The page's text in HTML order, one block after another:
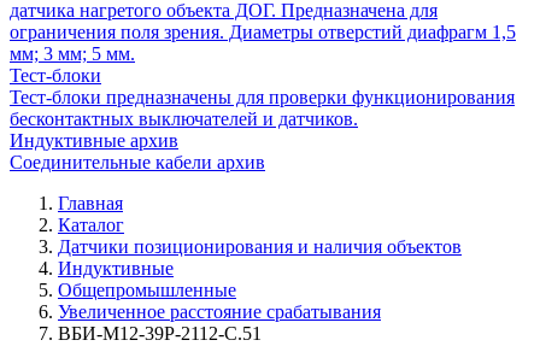
датчика нагретого объекта ДОГ. Предназначена для
ограничения поля зрения. Диаметры отверстий диафрагм 1,5
мм; 3 мм; 5 мм.
Тест-блоки
Тест-блоки предназначены для проверки функционирования
бесконтактных выключателей и датчиков.
Индуктивные архив
Соединительные кабели архив
Главная
Каталог
Датчики позиционирования и наличия объектов
Индуктивные
Общепромышленные
Увеличенное расстояние срабатывания
ВБИ-М12-39Р-2112-С.51